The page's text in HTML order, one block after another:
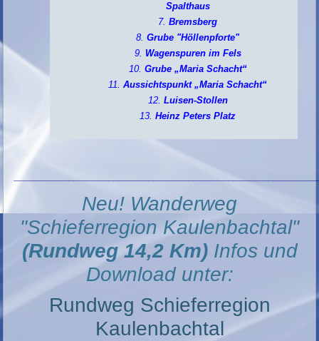
Spalthaus
Bremsberg
Grube "Höllenpforte"
Wagenspuren im Fels
Grube „Maria Schacht“
Aussichtspunkt „Maria Schacht“
Luisen-Stollen
Heinz Peters Platz
Neu! Wanderweg
"Schieferregion Kaulenbachtal"
(Rundweg 14,2 Km)Infos und
Download unter:
Rundweg Schieferregion
Kaulenbachtal